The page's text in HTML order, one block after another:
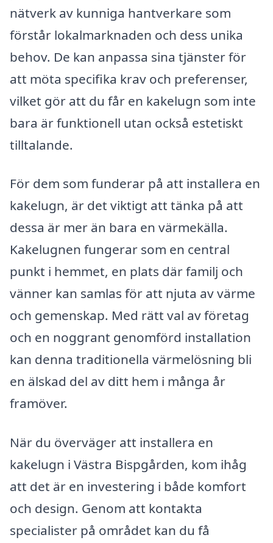
nätverk av kunniga hantverkare som
förstår lokalmarknaden och dess unika
behov. De kan anpassa sina tjänster för
att möta specifika krav och preferenser,
vilket gör att du får en kakelugn som inte
bara är funktionell utan också estetiskt
tilltalande.
För dem som funderar på att installera en
kakelugn, är det viktigt att tänka på att
dessa är mer än bara en värmekälla.
Kakelugnen fungerar som en central
punkt i hemmet, en plats där familj och
vänner kan samlas för att njuta av värme
och gemenskap. Med rätt val av företag
och en noggrant genomförd installation
kan denna traditionella värmelösning bli
en älskad del av ditt hem i många år
framöver.
När du överväger att installera en
kakelugn i Västra Bispgården, kom ihåg
att det är en investering i både komfort
och design. Genom att kontakta
specialister på området kan du få